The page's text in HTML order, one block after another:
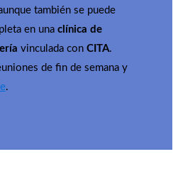
también se puede
en una clínica de
vinculada con CITA.
de fin de semana y
.